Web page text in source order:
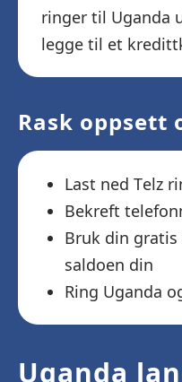
ringer til Uganda
legge til et
Rask oppsett
Last ned Telz
Bekreft
Bruk din
saldoen din
Ring Uganda
Uganda